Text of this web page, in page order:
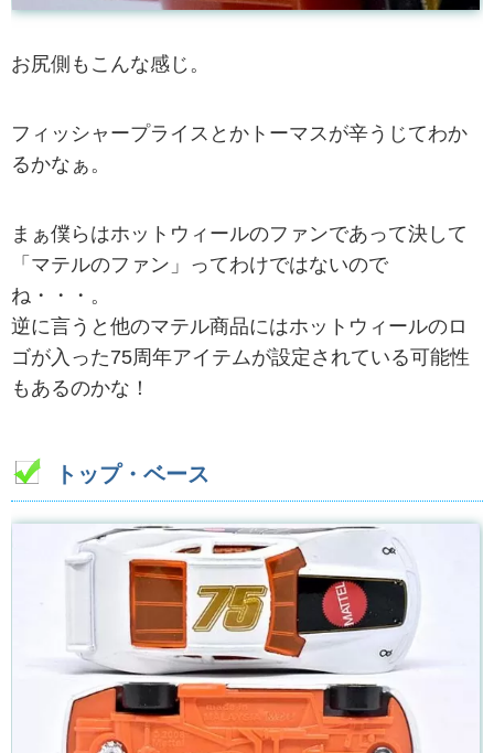
お尻側もこんな感じ。
フィッシャープライスとかトーマスが辛うじてわか
るかなぁ。
まぁ僕らはホットウィールのファンであって決して
「マテルのファン」ってわけではないので
ね・・・。
逆に言うと他のマテル商品にはホットウィールのロ
ゴが入った75周年アイテムが設定されている可能性
もあるのかな！
トップ・ベース